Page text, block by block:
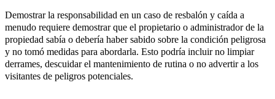
Demostrar la responsabilidad en un caso de resbalón y caída a
menudo requiere demostrar que el propietario o administrador de la
propiedad sabía o debería haber sabido sobre la condición peligrosa
y no tomó medidas para abordarla. Esto podría incluir no limpiar
derrames, descuidar el mantenimiento de rutina o no advertir a los
visitantes de peligros potenciales.